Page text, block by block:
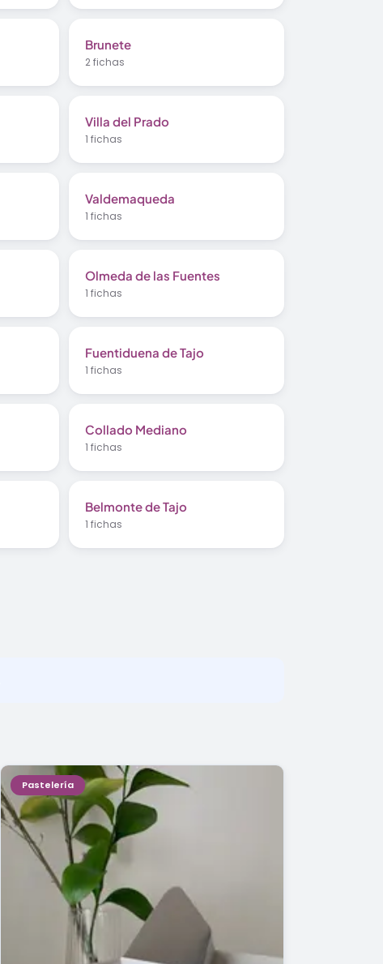
Brunete
2 fichas
Villa del Prado
1 fichas
Valdemaqueda
1 fichas
Olmeda de las Fuentes
1 fichas
Fuentiduena de Tajo
1 fichas
Collado Mediano
1 fichas
Belmonte de Tajo
1 fichas
Pastelería